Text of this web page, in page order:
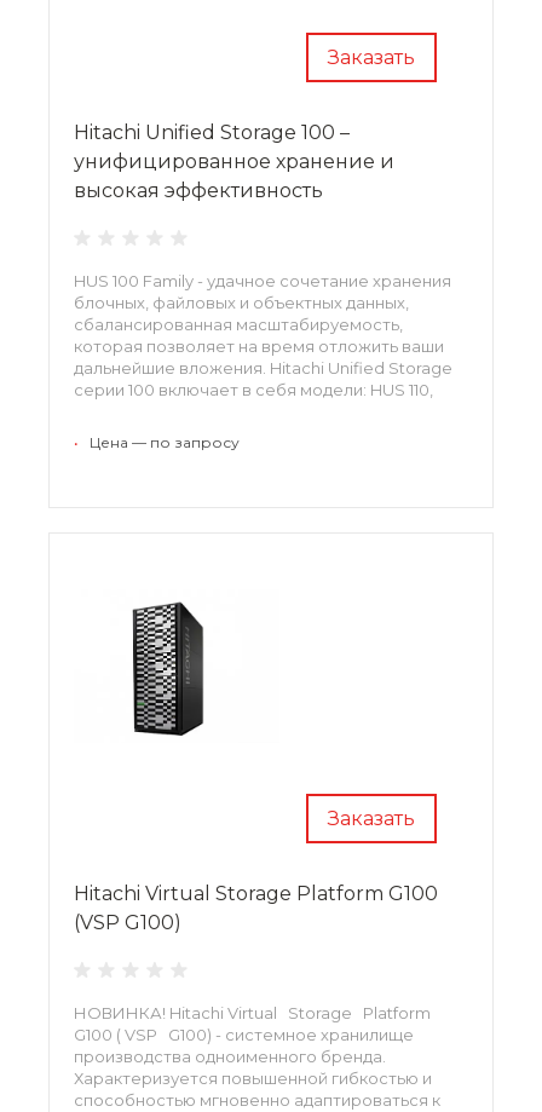
Заказать
Hitachi Unified Storage 100 –
унифицированное хранение и
высокая эффективность
HUS 100 Family - удачное сочетание хранения
блочных, файловых и объектных данных,
сбалансированная масштабируемость,
которая позволяет на время отложить ваши
дальнейшие вложения. Hitachi Unified Storage
серии 100 включает в себя модели: HUS 110,
уровне предоставляемых услуг.
• Цена — по запросу
Заказать
Hitachi Virtual Storage Platform G100
(VSP G100)
НОВИНКА! Hitachi Virtual Storage Platform
G100 ( VSP G100) - системное хранилище
производства одноименного бренда.
Характеризуется повышенной гибкостью и
способностью мгновенно адаптироваться к